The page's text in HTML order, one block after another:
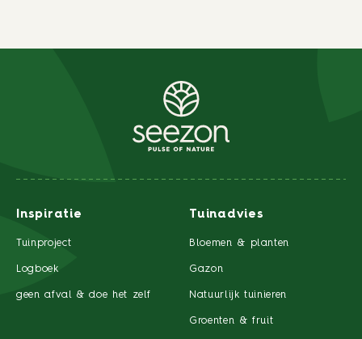
Inspiratie
Tuinproject
Logboek
geen afval & doe het zelf
Tuinadvies
Bloemen & planten
Gazon
Natuurlijk tuinieren
Groenten & fruit